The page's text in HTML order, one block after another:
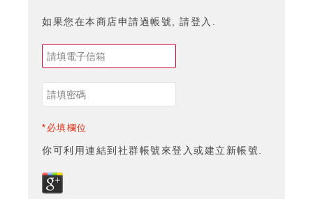
如果您在本商店申請過帳號, 請登入.
*必填欄位
你可利用連結到社群帳號來登入或建立新帳號.